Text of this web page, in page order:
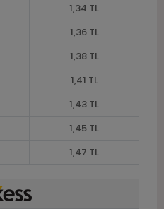
1,34 TL
1,36 TL
1,38 TL
1,41 TL
1,43 TL
1,45 TL
1,47 TL